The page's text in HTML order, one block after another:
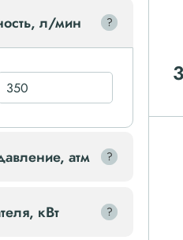
л/мин ?
?
атм ?
?
кВт ?
?